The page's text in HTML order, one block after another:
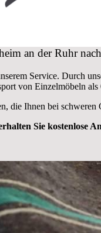
an der Ruhr
Service. Durch
von Einzelmöbeln
die Ihnen bei schweren
Sie kostenlose